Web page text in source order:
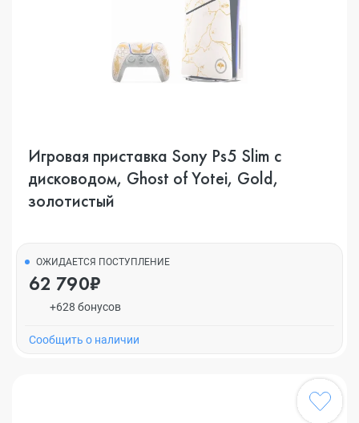
Игровая приставка Sony Ps5 Slim с
дисководом, Ghost of Yotei, Gold,
золотистый
ОЖИДАЕТСЯ ПОСТУПЛЕНИЕ
62 790₽
+628 бонусов
Cообщить о наличии